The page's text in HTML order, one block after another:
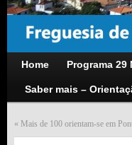
Home Programa 29
Saber mais –
« Mais de 100 orientam-se em